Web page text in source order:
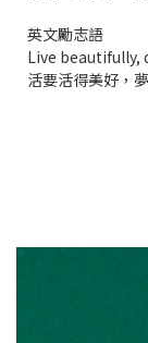
英文勵志語
Live beautifully,
活要活得美好，